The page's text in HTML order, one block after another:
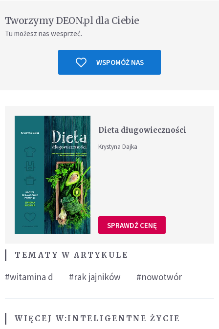
Tworzymy DEON.pl dla Ciebie
Tu możesz nas wesprzeć.
WSPOMÓŻ NAS
Dieta długowieczności
Krystyna Dajka
SPRAWDŹ CENĘ
TEMATY W ARTYKULE
#witamina d #rak jajników #nowotwór
WIĘCEJ W:INTELIGENTNE ŻYCIE